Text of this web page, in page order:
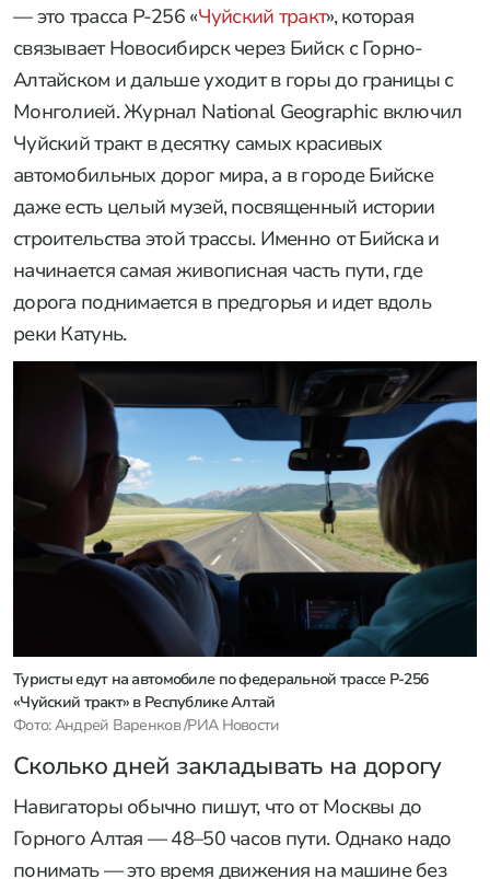
— это трасса Р-256 «Чуйский тракт», которая
связывает Новосибирск через Бийск с Горно-
Алтайском и дальше уходит в горы до границы с
Монголией. Журнал National Geographic включил
Чуйский тракт в десятку самых красивых
автомобильных дорог мира, а в городе Бийске
даже есть целый музей, посвященный истории
строительства этой трассы. Именно от Бийска и
начинается самая живописная часть пути, где
дорога поднимается в предгорья и идет вдоль
реки Катунь.
Туристы едут на автомобиле по федеральной трассе Р-256
«Чуйский тракт» в Республике Алтай
Фото: Андрей Варенков /РИА Новости
Сколько дней закладывать на дорогу
Навигаторы обычно пишут, что от Москвы до
Горного Алтая — 48–50 часов пути. Однако надо
понимать — это время движения на машине без